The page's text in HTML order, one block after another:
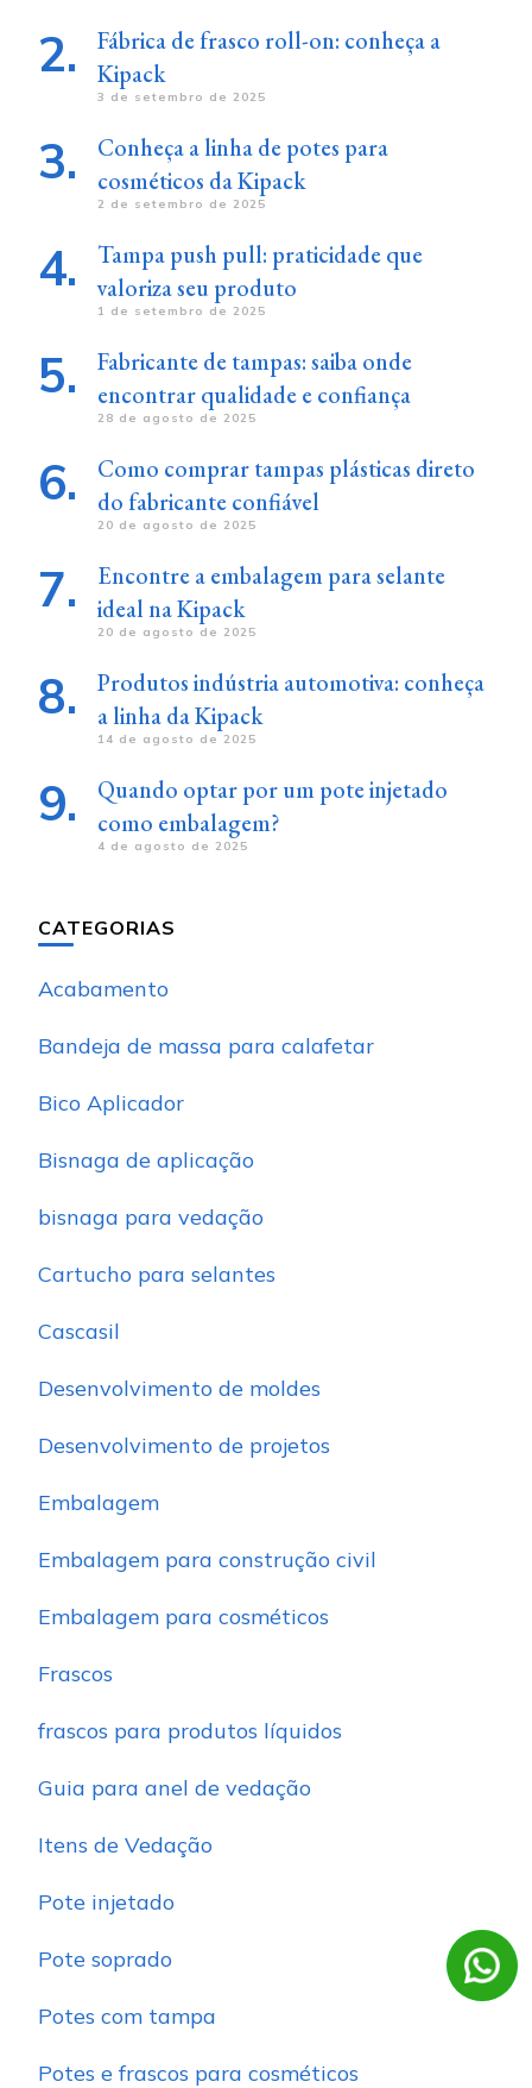
Fábrica de frasco roll-on: conheça a
Kipack
3 de setembro de 2025
Conheça a linha de potes para
cosméticos da Kipack
2 de setembro de 2025
Tampa push pull: praticidade que
valoriza seu produto
1 de setembro de 2025
Fabricante de tampas: saiba onde
encontrar qualidade e confiança
28 de agosto de 2025
Como comprar tampas plásticas direto
do fabricante confiável
20 de agosto de 2025
Encontre a embalagem para selante
ideal na Kipack
20 de agosto de 2025
Produtos indústria automotiva: conheça
a linha da Kipack
14 de agosto de 2025
Quando optar por um pote injetado
como embalagem?
4 de agosto de 2025
CATEGORIAS
Acabamento
Bandeja de massa para calafetar
Bico Aplicador
Bisnaga de aplicação
bisnaga para vedação
Cartucho para selantes
Cascasil
Desenvolvimento de moldes
Desenvolvimento de projetos
Embalagem
Embalagem para construção civil
Embalagem para cosméticos
Frascos
frascos para produtos líquidos
Guia para anel de vedação
Itens de Vedação
Pote injetado
Pote soprado
Potes com tampa
Potes e frascos para cosméticos